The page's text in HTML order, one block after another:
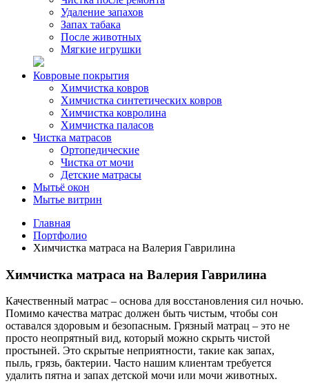
Удаление запахов
Запах табака
После животных
Мягкие игрушки
Ковровые покрытия
Химчистка ковров
Химчистка синтетических ковров
Химчистка ковролина
Химчистка паласов
Чистка матрасов
Ортопедические
Чистка от мочи
Детские матрасы
Мытьё окон
Мытье витрин
Главная
Портфолио
Химчистка матраса на Валерия Гаврилина
Химчистка матраса на Валерия Гаврилина
Качественный матрас – основа для восстановления сил ночью.
Помимо качества матрас должен быть чистым, чтобы сон
оставался здоровым и безопасным. Грязный матрац – это не
просто неопрятный вид, который можно скрыть чистой
простыней. Это скрытые неприятности, такие как запах,
пыль, грязь, бактерии. Часто нашим клиентам требуется
удалить пятна и запах детской мочи или мочи животных.